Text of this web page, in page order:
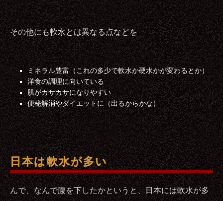
その他にも軟水とは異なる点などを
ミネラル豊富（これの多少で軟水か硬水かが変わるとか）
洋食の調理に向いている
肌がカサカサになりやすい
便秘解消やダイエットに（出るからかな）
日本は軟水が多い
んで、なんで腹を下したかというと、日本には軟水が多